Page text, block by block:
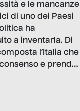
e le mancanze
di uno dei Paesi
ha
a inventarla. Di
l’Italia che
e prende